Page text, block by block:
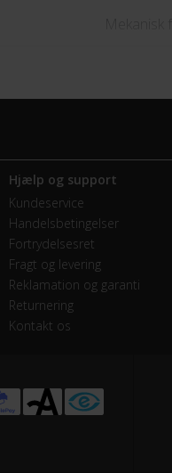
2x - Double
Hjælp og support
Kundeservice
Handelsbetingelser
Fortrydelsesret
Fragt og levering
Reklamation og garanti
Returnering
Kontakt os